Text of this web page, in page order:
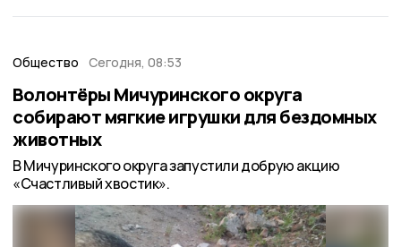
Общество Сегодня, 08:53
Волонтёры Мичуринского округа
собирают мягкие игрушки для бездомных
животных
В Мичуринского округа запустили добрую акцию
«Счастливый хвостик».